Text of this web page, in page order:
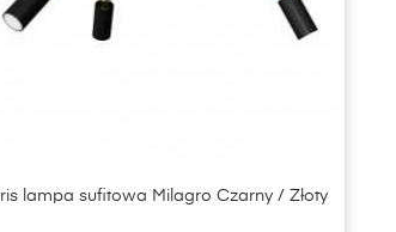
Iris lampa sufitowa Milagro Czarny / Złoty